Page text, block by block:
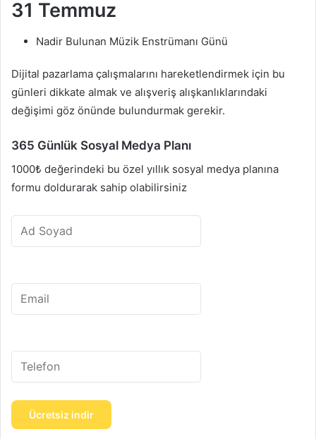
31 Temmuz
Nadir Bulunan Müzik Enstrümanı Günü
Dijital pazarlama çalışmalarını hareketlendirmek için bu
günleri dikkate almak ve alışveriş alışkanlıklarındaki
değişimi göz önünde bulundurmak gerekir.
365 Günlük Sosyal Medya Planı
1000₺ değerindeki bu özel yıllık sosyal medya planına
formu doldurarak sahip olabilirsiniz
Ücretsiz indir